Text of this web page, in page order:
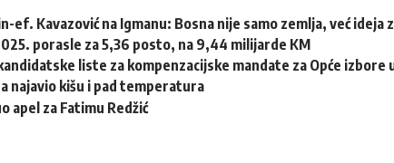
ef. Kavazović na Igmanu: Bosna nije samo zemlja, već ideja
porasle za 5,36 posto, na 9,44 milijarde KM
liste za kompenzacijske mandate za Opće izbore
najavio kišu i pad temperatura
apel za Fatimu Redžić